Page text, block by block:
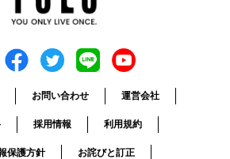
お問い合わせ 運営会社
採用情報 利用規約
保護方針 お詫びと訂正